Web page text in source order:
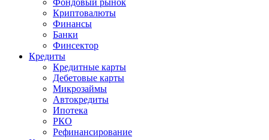
Фондовый рынок
Криптовалюты
Финансы
Банки
Финсектор
Кредиты
Кредитные карты
Дебетовые карты
Микрозаймы
Автокредиты
Ипотека
РКО
Рефинансирование